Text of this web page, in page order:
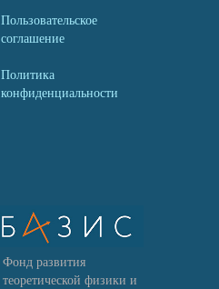
Пользовательское
соглашение
Политика
конфиденциальности
Фонд развития
теоретической физики и